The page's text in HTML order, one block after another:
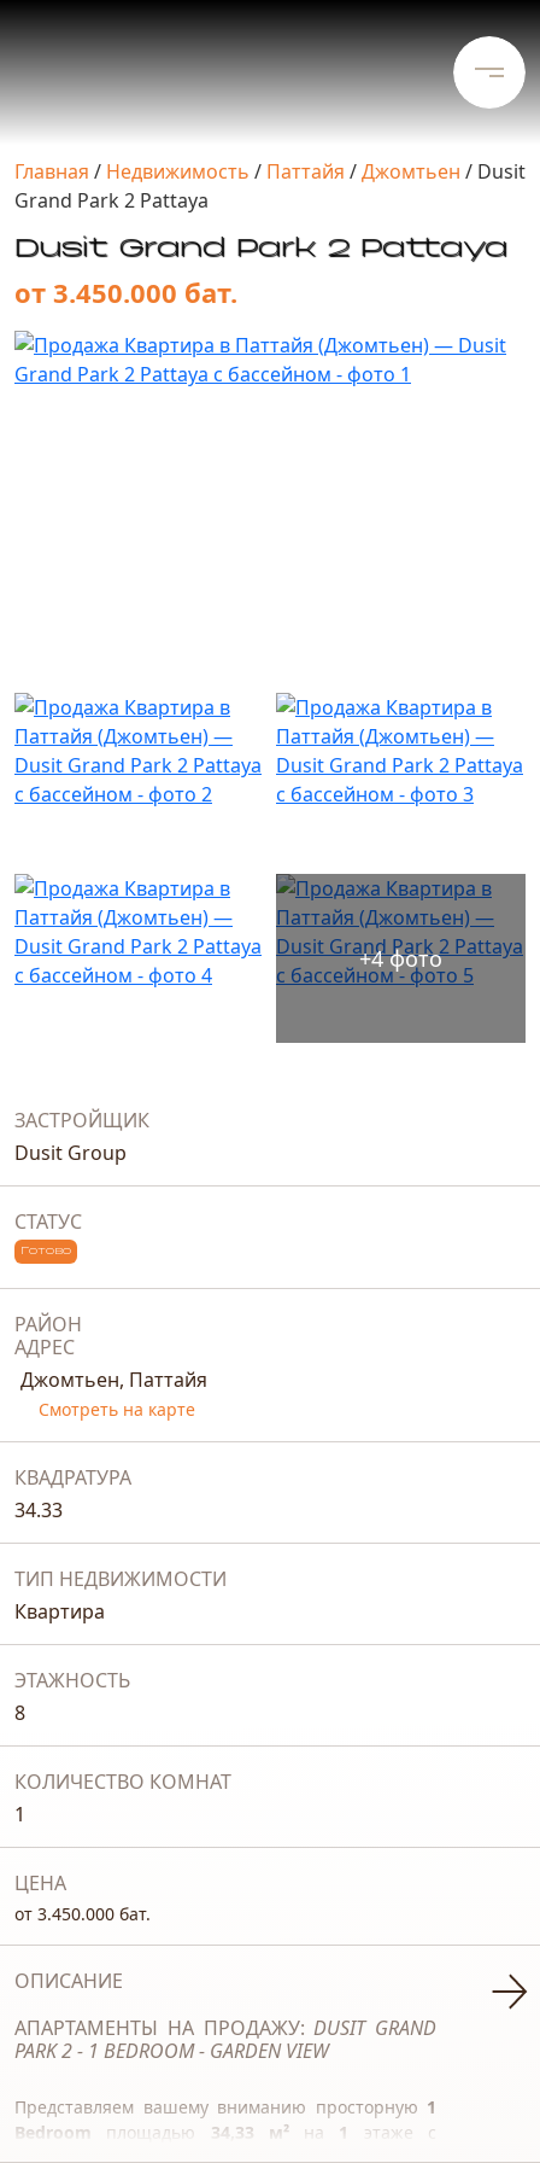
Главная / Недвижимость / Паттайя /Джомтьен / Dusit
Grand Park 2 Pattaya
Dusit Grand Park 2 Pattaya
от 3.450.000 бат.
+4 фото
ЗАСТРОЙЩИК
Dusit Group
СТАТУС
Готово
РАЙОН
АДРЕС
Джомтьен, Паттайя
Смотреть на карте
КВАДРАТУРА
34.33
ТИП НЕДВИЖИМОСТИ
Квартира
ЭТАЖНОСТЬ
8
КОЛИЧЕСТВО КОМНАТ
1
ЦЕНА
от 3.450.000 бат.
ОПИСАНИЕ
АПАРТАМЕНТЫ НА ПРОДАЖУ:DUSIT GRAND
PARK 2 - 1 BEDROOM - GARDEN VIEW
Представляем вашему вниманию просторную 1
Bedroom
площадью 34,33 м²на 1
этаже с
прекрасным видом на сад. Пространство готово к